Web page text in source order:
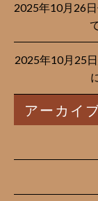
2025年10月26
2025年10月25
アーカイ